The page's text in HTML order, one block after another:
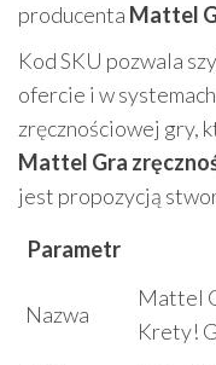
producenta Mattel
Kod SKU pozwala
ofercie i w
zręcznościowej gry,
Mattel Gra
jest propozycją
Parametr
Nazwa
Mattel
Krety!